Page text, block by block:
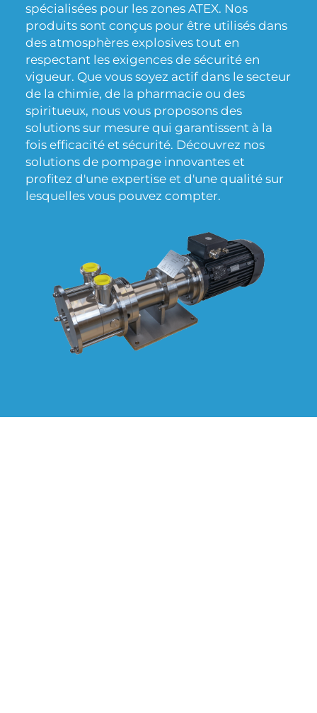
spécialisées pour les zones ATEX. Nos
produits sont conçus pour être utilisés dans
des atmosphères explosives tout en
respectant les exigences de sécurité en
vigueur. Que vous soyez actif dans le secteur
de la chimie, de la pharmacie ou des
spiritueux, nous vous proposons des
solutions sur mesure qui garantissent à la
fois efficacité et sécurité. Découvrez nos
solutions de pompage innovantes et
profitez d'une expertise et d'une qualité sur
lesquelles vous pouvez compter.